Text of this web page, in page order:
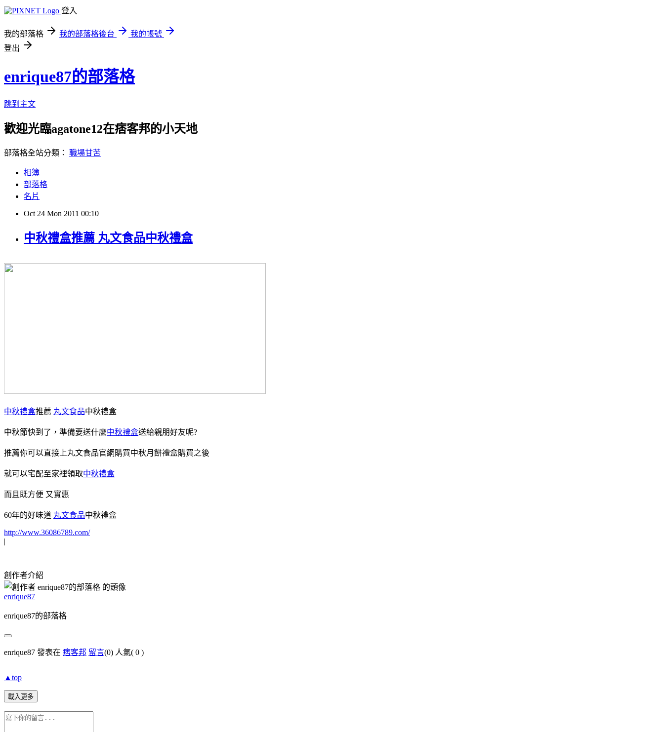
登入
我的部落格 我的部落格後台
我的帳號
登出
enrique87的部落格
跳到主文
歡迎光臨agatone12在痞客邦的小天地
部落格全站分類： 職場甘苦
相簿
部落格
名片
Oct 24 Mon 2011 00:10
中秋禮盒推薦 丸文食品中秋禮盒
中秋禮盒推薦 丸文食品中秋禮盒
中秋節快到了，準備要送什麼中秋禮盒送給親朋好友呢?
推薦你可以直接上丸文食品官網購買中秋月餅禮盒購買之後
就可以宅配至家裡領取中秋禮盒
而且既方便 又實惠
60年的好味道 丸文食品中秋禮盒
http://www.36086789.com/
|
創作者介紹
enrique87
enrique87的部落格
enrique87 發表在 痞客邦 留言(0) 人氣( 0 )
▲top
載入更多